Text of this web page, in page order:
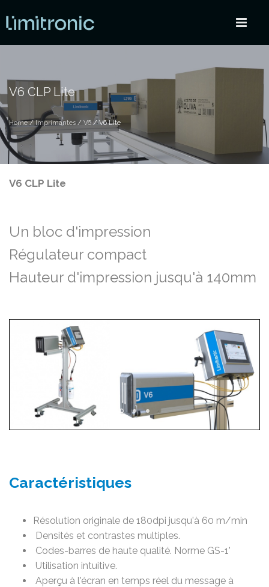
V6 CLP Lite
Home/Imprimantes / V6/ V6 Lite
V6 CLP Lite
Un bloc d'impression
Régulateur compact
Hauteur d'impression jusqu'à 140mm
Caractéristiques
Résolution originale de 180dpi jusqu'à 60 m/min
Densités et contrastes multiples.
Codes-barres de haute qualité. Norme GS-1'
Utilisation intuitive.
Aperçu à l'écran en temps réel du message à